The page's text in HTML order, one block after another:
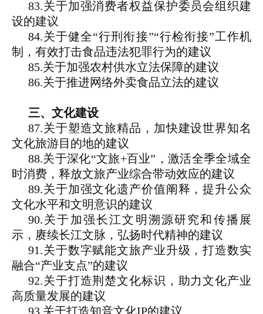
83.关于加强消费者权益保护委员会组织建
设的建议
84.关于健全“行刑衔接”“行检衔接”工作机
制，有效打击食品违法犯罪行为的建议
85.关于加强农村供水立法保障的建议
86.关于推进网络外卖食品立法的建议
三、文化建设
87.关于塑造文旅精品，加快建设世界知名
文化旅游目的地的建议
88.关于深化“文旅+百业”，激活全季全域全
时消费，释放文旅产业综合带动效应的建议
89.关于加强文化遗产价值阐释，提升公众
文化水平和文明意识的建议
90.关于加强长江文明溯源研究和传播展
示，赓续长江文脉，弘扬时代精神的建议
91.关于数字赋能文旅产业升级，打造数实
融合“产业支点”的建议
92.关于打造荆楚文化标识，助力文化产业
高质量发展的建议
93.关于打造知音文化IP的建议